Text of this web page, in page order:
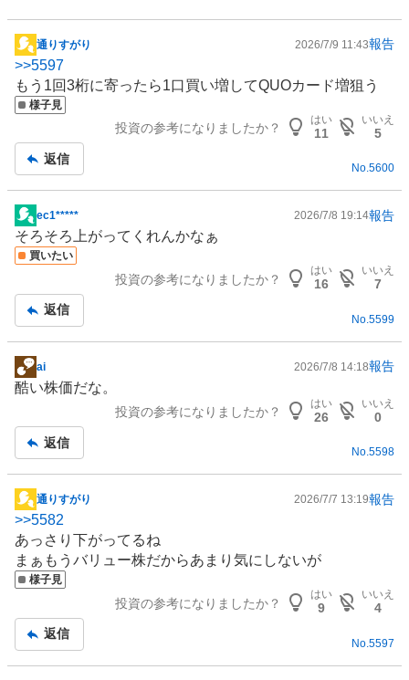
掲
示
板
記
通りすがり 2026/7/9 11:43報告
>>5597
もう1回3桁に寄ったら1口買い増してQUOカード増狙う
様子見
投資の参考になりましたか？
はい
11
いいえ
5
返信
No.5600
掲
示
板
ec1***** 2026/7/8 19:14報告
そろそろ上がってくれんかなぁ
買いたい
投資の参考になりましたか？
はい
16
いいえ
7
返信
No. 5599
掲
示
事
ai 2026/7/8 14:18報告
酷い株価だな。
投資の参考になりましたか？
はい
26
いいえ
0
返信
No.5598
掲
示
板
記
事
通りすがり 2026/7/7 13:19報告
>>5582
あっさり下がってるね
まぁもうバリュー株だからあまり気にしないが
様子見
投資の参考になりましたか？
はい
9
いいえ
4
返信
No. 5597